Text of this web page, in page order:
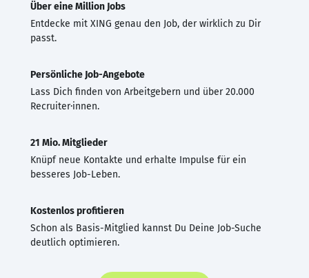
Über eine Million Jobs
Entdecke mit XING genau den Job, der wirklich zu Dir
passt.
Persönliche Job-Angebote
Lass Dich finden von Arbeitgebern und über 20.000
Recruiter·innen.
21 Mio. Mitglieder
Knüpf neue Kontakte und erhalte Impulse für ein
besseres Job-Leben.
Kostenlos profitieren
Schon als Basis-Mitglied kannst Du Deine Job-Suche
deutlich optimieren.